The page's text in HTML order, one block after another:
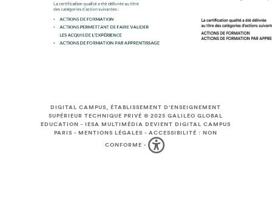
DIGITAL CAMPUS, ÉTABLISSEMENT D'ENSEIGNEMENT
SUPÉRIEUR TECHNIQUE PRIVÉ © 2025GALILEO GLOBAL
EDUCATION -IESA MULTIMÉDIA DEVIENT DIGITAL CAMPUS
PARIS -MENTIONS LÉGALES -ACCESSIBILITÉ : NON
CONFORME -